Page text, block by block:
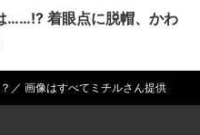
……!? 着眼点に脱帽、かわ
／ 画像はすべてミチルさん提供